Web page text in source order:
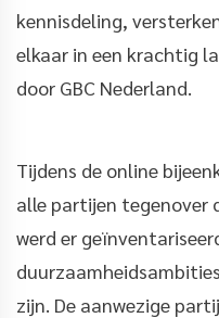
kennisdeling,
elkaar in een krachtig
door GBC Nederland.
Tijdens de online
alle partijen tegenover
werd er
zijn. De aanwezige